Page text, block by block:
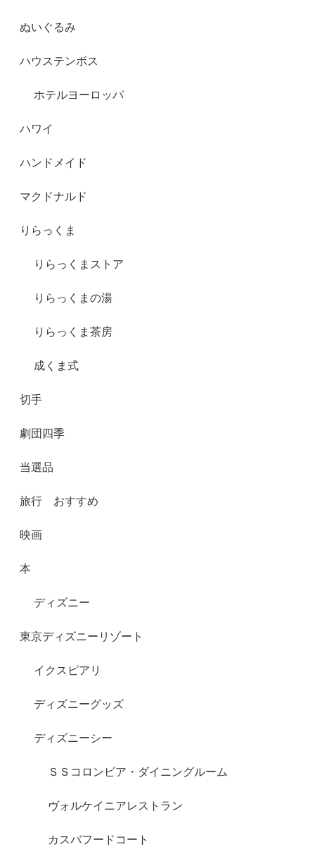
ぬいぐるみ
ハウステンボス
ホテルヨーロッパ
ハワイ
ハンドメイド
マクドナルド
りらっくま
りらっくまストア
りらっくまの湯
りらっくま茶房
成くま式
切手
劇団四季
当選品
旅行 おすすめ
映画
本
ディズニー
東京ディズニーリゾート
イクスピアリ
ディズニーグッズ
ディズニーシー
ＳＳコロンビア・ダイニングルーム
ヴォルケイニアレストラン
カスバフードコート